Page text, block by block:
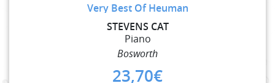
Very Best Of Heuman
STEVENS CAT
Piano
Bosworth
23,70€